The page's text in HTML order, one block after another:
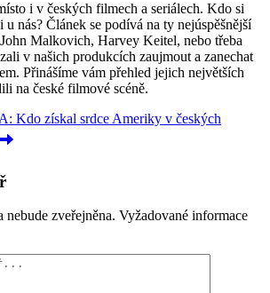
i v českých filmech a seriálech. Kdo si
nás? Článek se podívá na ty nejúspěšnější
Malkovich, Harvey Keitel, nebo třeba
v našich produkcích zaujmout a zanechat
Přinášíme vám přehled jejich největších
na české filmové scéně.
Kdo získal srdce Ameriky v českých
nebude zveřejněna. Vyžadované informace